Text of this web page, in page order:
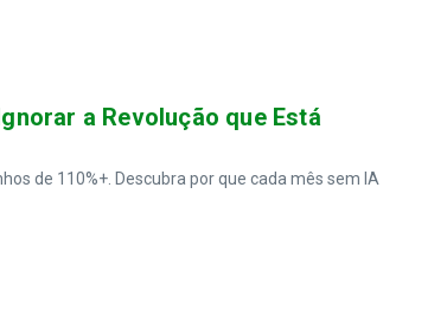
a Revolução que Está
de 110%+. Descubra por que cada mês sem IA